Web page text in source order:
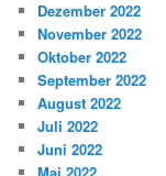
Dezember 2022
November 2022
Oktober 2022
September 2022
August 2022
Juli 2022
Juni 2022